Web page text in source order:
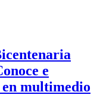
e
multimedio